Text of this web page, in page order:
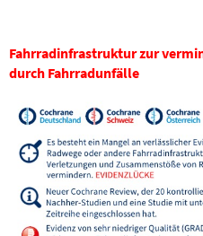
Fahrradinfrastruktur zur
durch Fahrradunfälle